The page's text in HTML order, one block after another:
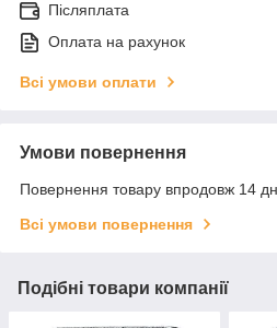
Післяплата
Оплата на рахунок
Всі умови оплати
Умови повернення
Повернення товару впродовж 14
Всі умови повернення
Подібні товари компанії